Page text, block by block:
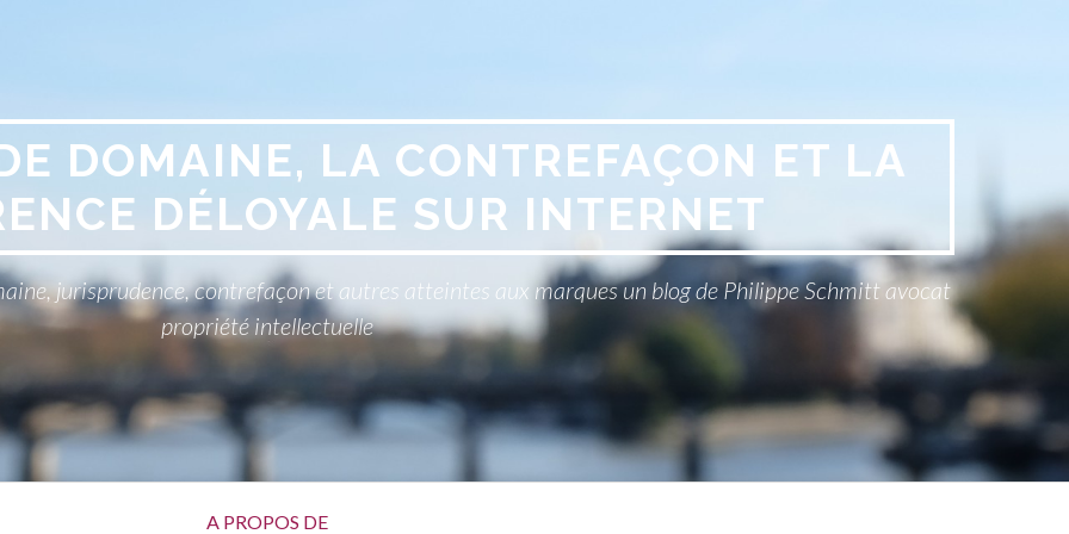
DOMAINE, LA CONTREFAÇON ET LA
DÉLOYALE SUR INTERNET
jurisprudence, contrefaçon et autres atteintes aux marques un blog de Philippe Schmitt avocat
propriété intellectuelle
A PROPOS DE